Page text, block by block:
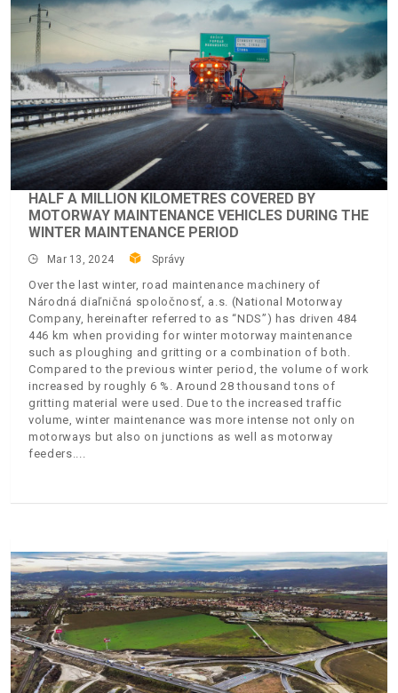
HALF A MILLION KILOMETRES COVERED BY
MOTORWAY MAINTENANCE VEHICLES DURING THE
WINTER MAINTENANCE PERIOD
Mar 13, 2024 Správy
Over the last winter, road maintenance machinery of
Národná diaľničná spoločnosť, a.s. (National Motorway
Company, hereinafter referred to as “NDS”) has driven 484
446 km when providing for winter motorway maintenance
such as ploughing and gritting or a combination of both.
Compared to the previous winter period, the volume of work
increased by roughly 6 %. Around 28 thousand tons of
gritting material were used. Due to the increased traffic
volume, winter maintenance was more intense not only on
motorways but also on junctions as well as motorway
feeders.